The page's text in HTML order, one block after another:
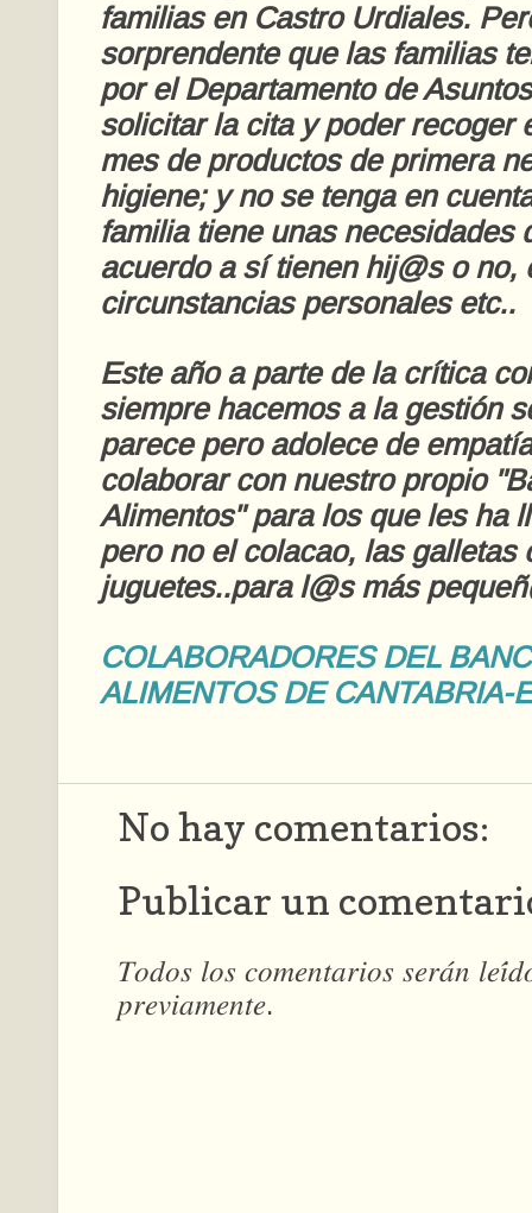
familias en Castro Urdiales.
sorprendente que las familias
por el Departamento de
solicitar la cita y poder recoger
mes de productos de primera
higiene; y no se tenga en
familia tiene unas necesidades
acuerdo a sí tienen hij@s o no,
circunstancias personales etc..
Este año a parte de la crítica
siempre hacemos a la gestión
parece pero adolece de
colaborar con nuestro propio
Alimentos" para los que les ha
pero no el colacao, las galletas
juguetes..para l@s más
COLABORADORES DEL
ALIMENTOS DE CANTABRIA-
No hay comentarios:
Publicar un
𝑇𝑜𝑑𝑜𝑠 𝑙𝑜𝑠 𝑐𝑜𝑚𝑒𝑛𝑡𝑎𝑟𝑖𝑜𝑠 𝑠𝑒𝑟𝑎́𝑛
𝑝𝑟𝑒𝑣𝑖𝑎𝑚𝑒𝑛𝑡𝑒.